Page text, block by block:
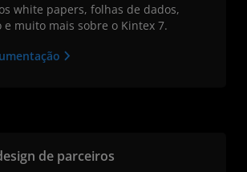
white papers, folhas de dados,
e muito mais sobre o Kintex 7.
de parceiros